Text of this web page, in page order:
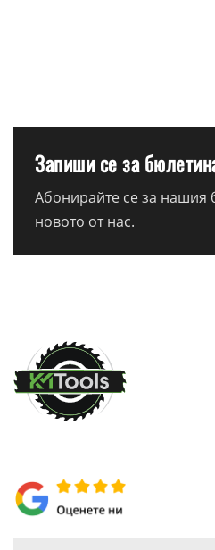
Запиши се за
Абонирайте се за нашия
новото от нас.